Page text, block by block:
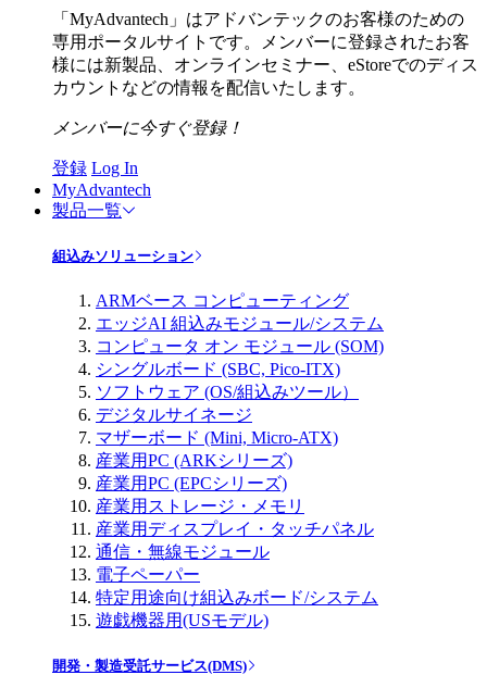
「MyAdvantech」はアドバンテックのお客様のための
専用ポータルサイトです。メンバーに登録されたお客
様には新製品、オンラインセミナー、eStoreでのディス
カウントなどの情報を配信いたします。
メンバーに今すぐ登録！
登録 Log In
MyAdvantech
製品一覧
組込みソリューション
ARMベース コンピューティング
エッジAI 組込みモジュール/システム
コンピュータ オン モジュール (SOM)
シングルボード (SBC, Pico-ITX)
ソフトウェア (OS/組込みツール）
デジタルサイネージ
マザーボード (Mini, Micro-ATX)
産業用PC (ARKシリーズ)
産業用PC (EPCシリーズ)
産業用ストレージ・メモリ
産業用ディスプレイ・タッチパネル
通信・無線モジュール
電子ペーパー
特定用途向け組込みボード/システム
遊戯機器用(USモデル)
開発・製造受託サービス(DMS)